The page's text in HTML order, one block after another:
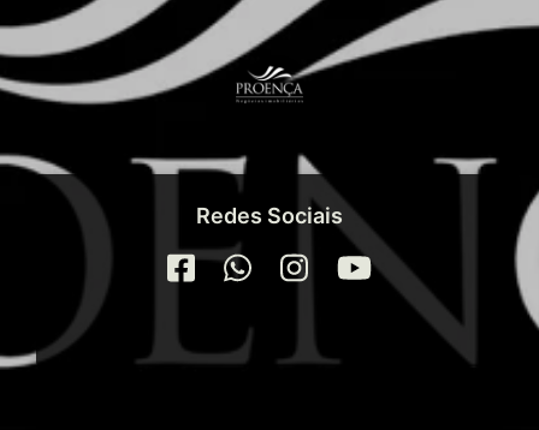
Redes Sociais